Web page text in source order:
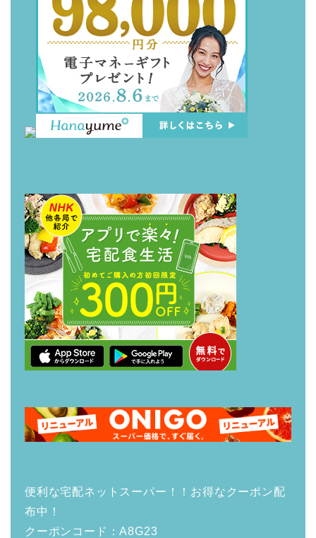
便利な宅配ネットスーパー！！お得なクーポン配
布中！
クーポンコード：A8G23